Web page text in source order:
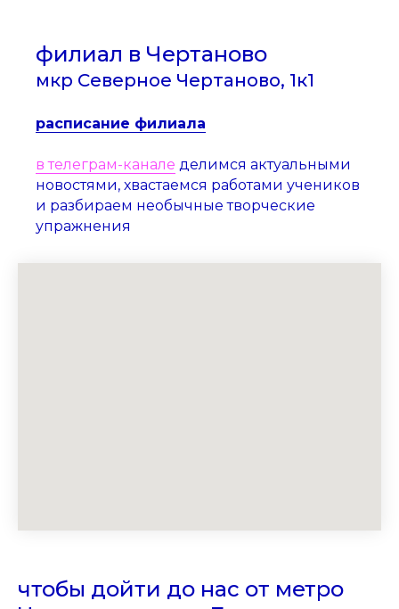
филиал в Чертаново
мкр Северное Чертаново, 1к1
расписание филиала
в телеграм-канале делимся актуальными
новостями, хвастаемся работами учеников
и разбираем необычные творческие
упражнения
чтобы дойти до нас от метро